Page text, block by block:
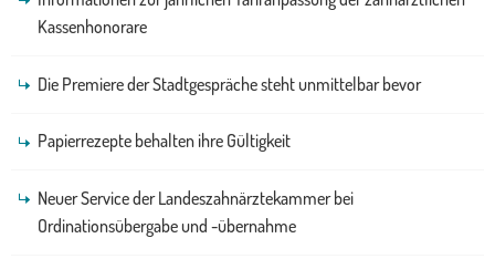
Kassenhonorare
Die Premiere der Stadtgespräche steht unmittelbar bevor
Papierrezepte behalten ihre Gültigkeit
Neuer Service der Landeszahnärztekammer bei
Ordinationsübergabe und -übernahme